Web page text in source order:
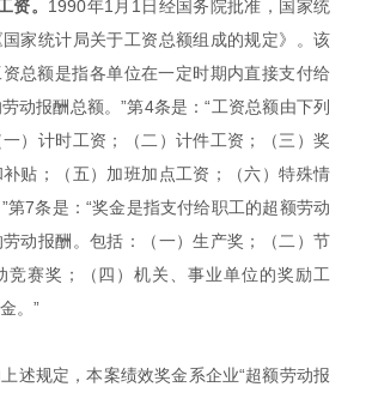
资。 1990年1月1日经国务院批准，国家统
家统计局关于工资总额组成的规定》。该
总额是指各单位在一定时期内直接支付给
动报酬总额。”第4条是：“工资总额由下列
）计时工资；（二）计件工资；（三）奖
贴；（五）加班加点工资；（六）特殊情
第7条是：“奖金是指支付给职工的超额劳动
动报酬。包括：（一）生产奖；（二）节
竞赛奖；（四）机关、事业单位的奖励工
。”
述规定，本案绩效奖金系企业“超额劳动报